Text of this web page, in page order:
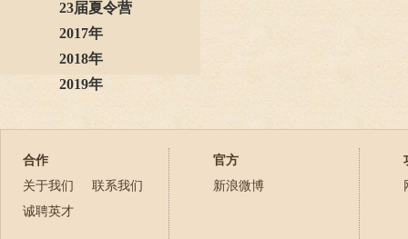
23届夏令营
2017年
2018年
2019年
2021年
2023年
2024年
合作
关于我们
联系我们
诚聘英才
官方
新浪微博